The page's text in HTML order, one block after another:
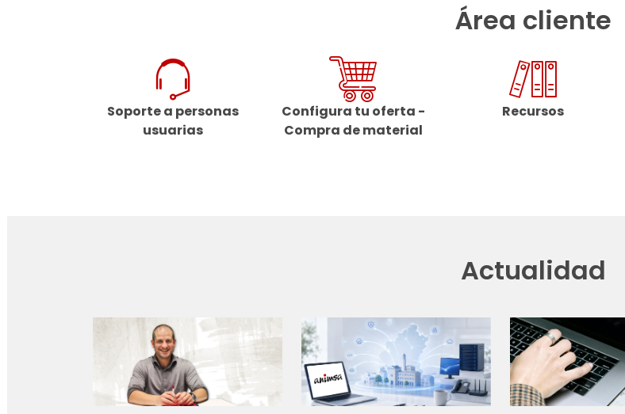
Área cliente
Soporte a personas
usuarias
Configura tu oferta -
Compra de material
Recursos
Actualidad